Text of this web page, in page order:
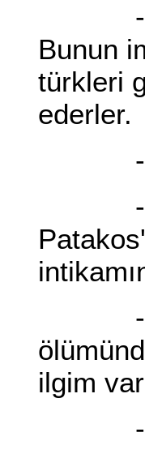
-Sen
Bunun
türkleri
ederler.
-
-
-Bu
ilgim
-Belki